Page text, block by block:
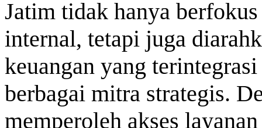
Jatim tidak hanya
internal, tetapi juga
keuangan yang
berbagai mitra strategis.
memperoleh akses